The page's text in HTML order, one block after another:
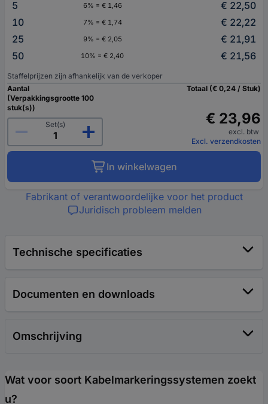
5
6% = € 1,46
€ 22,50
10
7% = € 1,74
€ 22,22
25
9% = € 2,05
€ 21,91
50
10% = € 2,40 € 21,56
Staffelprijzen zijn afhankelijk van de verkoper
Aantal
(Verpakkingsgrootte 100
stuk(s))
Set(s)
Totaal (€ 0,24 / Stuk)
€ 23,96
excl. btw
Excl. verzendkosten
In winkelwagen
Fabrikant of verantwoordelijke voor het product
Juridisch probleem melden
Technische specificaties
Documenten en downloads
Omschrijving
Wat voor soort Kabelmarkeringssystemen zoekt
u?